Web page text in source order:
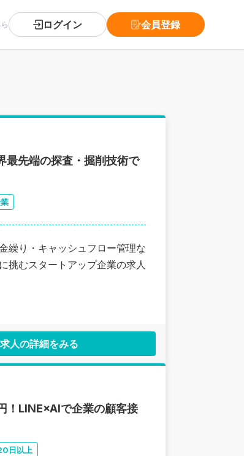
ログイン 会員登録
最先端の探査・掘削技術で
繰り・キャッシュフロー管理な
挑むスタートアップ企業の求人
求人の詳細をみる
！LINE×AIで企業の顧客接
日以上